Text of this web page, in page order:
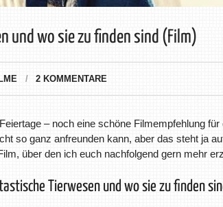
und wo sie zu finden sind (Film)
2 KOMMENTARE
– noch eine schöne Filmempfehlung
so ganz anfreunden kann, aber das steht ja
über den ich euch nachfolgend gern mehr
Tierwesen und wo sie zu finden